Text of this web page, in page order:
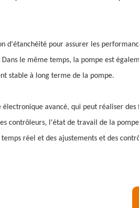
d'étanchéité pour assurer les
le même temps, la pompe est
stable à long terme de la pompe.
avancé, qui peut réaliser
contrôleurs, l'état de travail de la
réel et des ajustements et des